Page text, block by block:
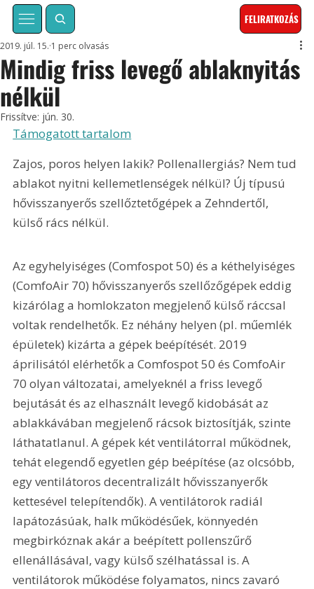
FELIRATKOZÁS
Mindig friss levegő ablaknyitás
nélkül
2019. júl. 15. 1 perc olvasás
Frissítve: jún. 30.
Támogatott tartalom
Zajos, poros helyen lakik? Pollenallergiás? Nem tud
ablakot nyitni kellemetlenségek nélkül? Új típusú
hővisszanyerős szellőztetőgépek a Zehndertől,
külső rács nélkül.
Az egyhelyiséges (Comfospot 50) és a kéthelyiséges
(ComfoAir 70) hővisszanyerős szellőzőgépek eddig
kizárólag a homlokzaton megjelenő külső ráccsal
voltak rendelhetők. Ez néhány helyen (pl. műemlék
épületek) kizárta a gépek beépítését. 2019
áprilisától elérhetők a Comfospot 50 és ComfoAir
70 olyan változatai, amelyeknél a friss levegő
bejutását és az elhasznált levegő kidobását az
ablakkávában megjelenő rácsok biztosítják, szinte
láthatatlanul. A gépek két ventilátorral működnek,
tehát elegendő egyetlen gép beépítése (az olcsóbb,
egy ventilátoros decentralizált hővisszanyerők
kettesével telepítendők). A ventilátorok radiál
lapátozásúak, halk működésűek, könnyedén
megbirkóznak akár a beépített pollenszűrő
ellenállásával, vagy külső szélhatással is. A
ventilátorok működése folyamatos, nincs zavaró